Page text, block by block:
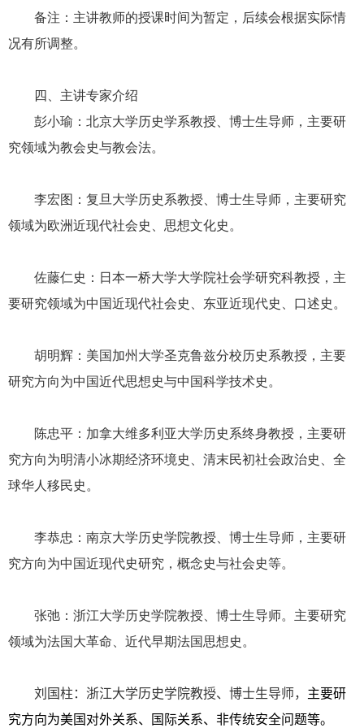
备注：主讲教师的授课时间为暂定，后续会根据实际情
况有所调整。
四、主讲专家介绍
彭小瑜：北京大学历史学系教授、博士生导师，主要研
究领域为教会史与教会法。
李宏图：复旦大学历史系教授、博士生导师，主要研究
领域为欧洲近现代社会史、思想文化史。
佐藤仁史：日本一桥大学大学院社会学研究科教授，主
要研究领域为中国近现代社会史、东亚近现代史、口述史。
胡明辉：美国加州大学圣克鲁兹分校历史系教授，主要
研究方向为中国近代思想史与中国科学技术史。
陈忠平：加拿大维多利亚大学历史系终身教授，主要研
究方向为明清小冰期经济环境史、清末民初社会政治史、全
球华人移民史。
李恭忠：南京大学历史学院教授、博士生导师，主要研
究方向为中国近现代史研究，概念史与社会史等。
张弛：浙江大学历史学院教授、博士生导师。主要研究
领域为法国大革命、近代早期法国思想史。
刘国柱：浙江大学历史学院教授、博士生导师， 主要研
究方向为美国对外关系、国际关系、非传统安全问题等。